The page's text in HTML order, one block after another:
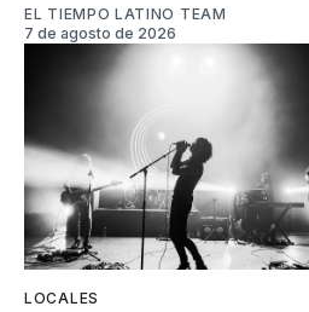
EL TIEMPO LATINO TEAM
7 de agosto de 2026
LOCALES